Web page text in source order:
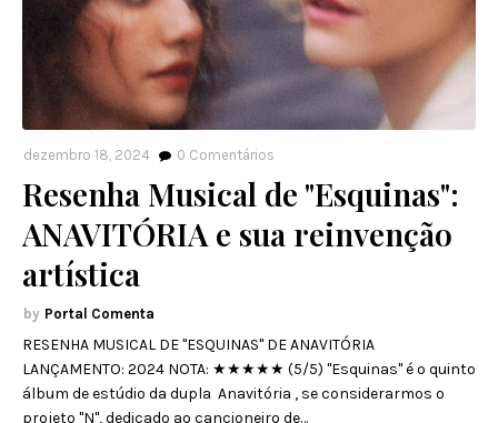
dezembro 18, 2024 0 Comentários
Resenha Musical de "Esquinas":
ANAVITÓRIA e sua reinvenção
artística
Portal Comenta
RESENHA MUSICAL DE "ESQUINAS" DE ANAVITÓRIA
LANÇAMENTO: 2024 NOTA: ★★★★★ (5/5) "Esquinas" é o quinto
álbum de estúdio da dupla Anavitória , se considerarmos o
projeto "N", dedicado ao cancioneiro de…